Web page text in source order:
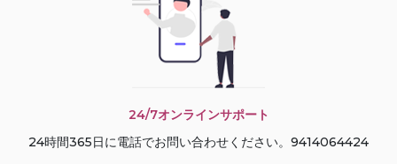
24/7オンラインサポート
24時間365日に電話でお問い合わせください。9414064424